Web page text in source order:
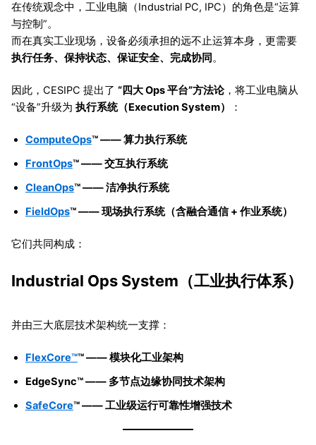
在传统观念中，工业电脑（Industrial PC, IPC）的角色是“运算
与控制”。
而在真实工业现场，设备必须承担的远不止运算本身，更需要
执行任务、保持状态、保证安全、完成协同 。
因此，CESIPC 提出了 “四大 Ops 平台”方法论，将工业电脑从
“设备”升级为 执行系统（Execution System） ：
ComputeOps™ —— 算力执行系统
FrontOps™ —— 交互执行系统
CleanOps™ —— 洁净执行系统
FieldOps™ —— 现场执行系统（含融合通信 + 作业系统）
它们共同构成：
Industrial Ops System（工业执行体系）
并由三大底层技术架构统一支撑：
FlexCore™™ —— 模块化工业架构
EdgeSync™ —— 多节点边缘协同技术架构
SafeCore™ —— 工业级运行可靠性增强技术